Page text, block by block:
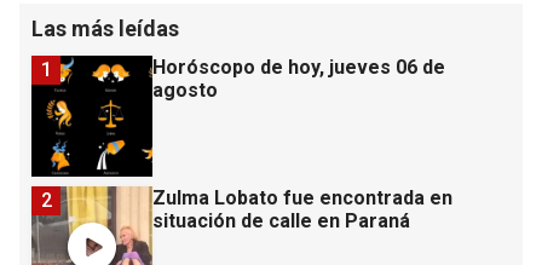
Las más leídas
Horóscopo de hoy, jueves 06 de
agosto
1
Zulma Lobato fue encontrada en
situación de calle en Paraná
2